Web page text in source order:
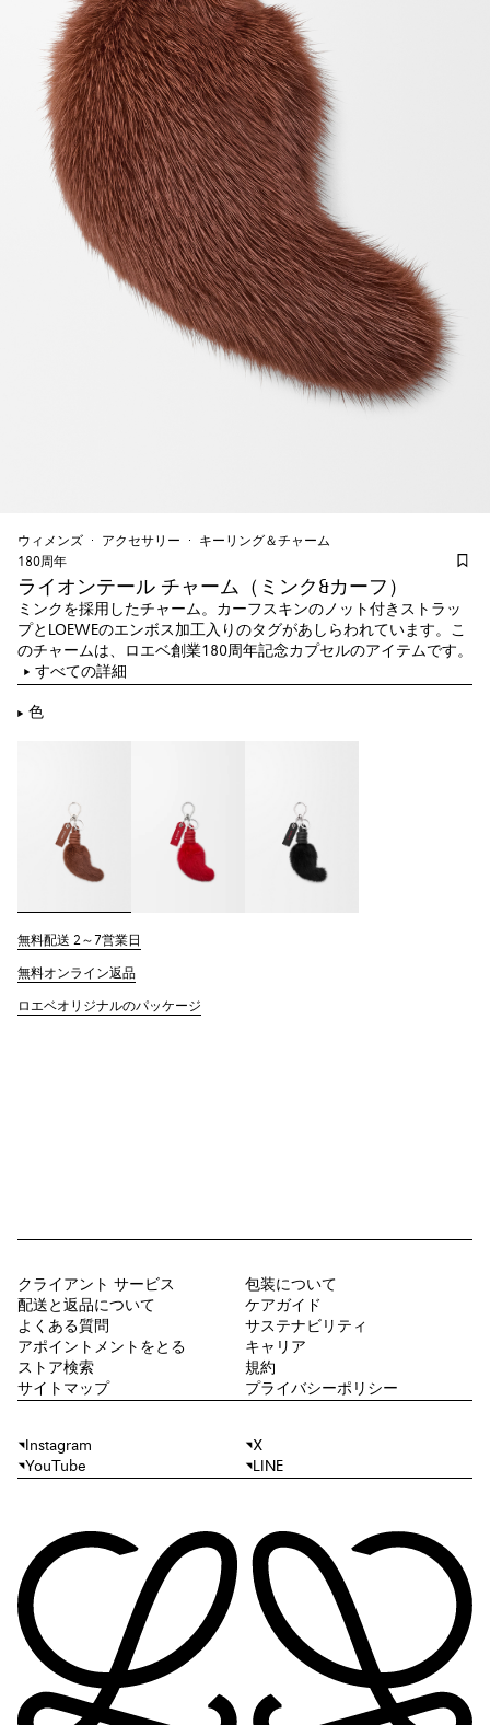
ウィメンズ アクセサリー
キーリング＆チャーム
180周年
ライオンテール チャーム（ミンク&カーフ）
ミンクを採用したチャーム。カーフスキンのノット付きストラッ
プとLOEWEのエンボス加工入りのタグがあしらわれています。こ
のチャームは、ロエベ創業180周年記念カプセルのアイテムです。
すべての詳細
色
無料配送 2～7営業日
無料オンライン返品
ロエベオリジナルのパッケージ
クライアント サービス
配送と返品について
よくある質問
アポイントメントをとる
ストア検索
サイトマップ
包装について
ケアガイド
サステナビリティ
キャリア
規約
プライバシーポリシー
Instagram
X
YouTube
LINE